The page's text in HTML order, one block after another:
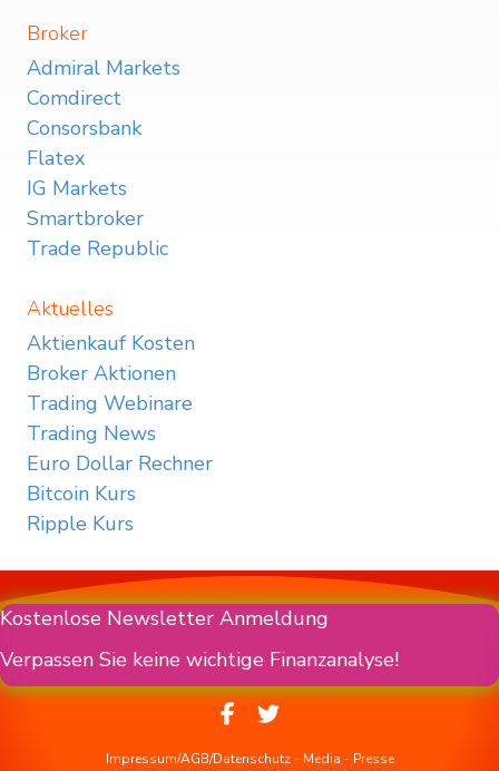
Broker
Admiral Markets
Comdirect
Consorsbank
Flatex
IG Markets
Smartbroker
Trade Republic
Aktuelles
Aktienkauf Kosten
Broker Aktionen
Trading Webinare
Trading News
Euro Dollar Rechner
Bitcoin Kurs
Ripple Kurs
Kostenlose Newsletter Anmeldung
Verpassen Sie keine wichtige Finanzanalyse!
Impressum/AGB/Datenschutz- Media - Presse